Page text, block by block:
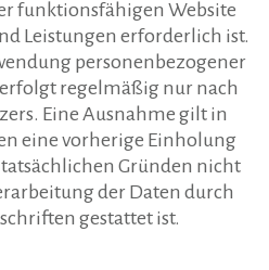
funktionsfähigen Website
Leistungen erforderlich ist.
personenbezogener
regelmäßig nur nach
Eine Ausnahme gilt in
eine vorherige Einholung
Gründen nicht
der Daten durch
gestattet ist.